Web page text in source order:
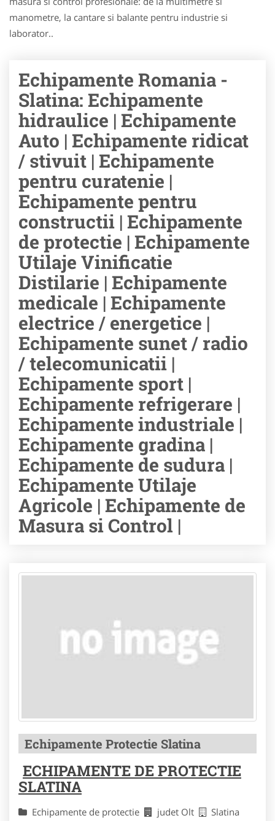
manometre, la cantare si balante pentru industrie si
laborator..
Echipamente Romania -
Slatina: Echipamente
hidraulice | Echipamente
Auto | Echipamente ridicat
/ stivuit | Echipamente
pentru curatenie |
Echipamente pentru
constructii | Echipamente
de protectie | Echipamente
Utilaje Vinificatie
Distilarie | Echipamente
medicale | Echipamente
electrice / energetice |
Echipamente sunet / radio
/ telecomunicatii |
Echipamente sport |
Echipamente refrigerare |
Echipamente industriale |
Echipamente gradina |
Echipamente de sudura |
Echipamente Utilaje
Agricole | Echipamente de
Masura si Control |
Echipamente Protectie Slatina
ECHIPAMENTE DE PROTECTIE
SLATINA
Echipamente de protectie judet Olt
Slatina